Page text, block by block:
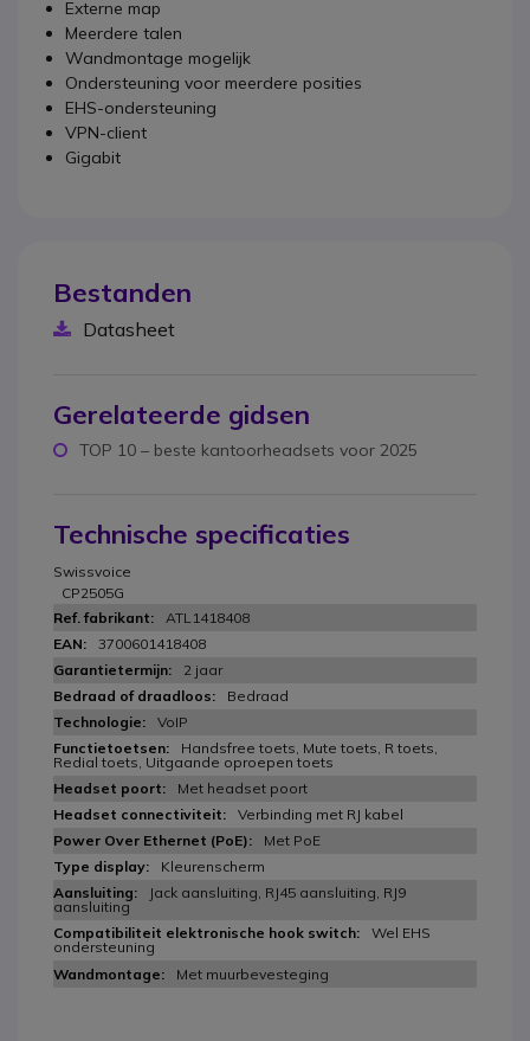
Externe map
Meerdere talen
Wandmontage mogelijk
Ondersteuning voor meerdere posities
EHS-ondersteuning
VPN-client
Gigabit
Bestanden
Datasheet
Gerelateerde gidsen
TOP 10 – beste kantoorheadsets voor 2025
Technische specificaties
Swissvoice
CP2505G
ATL1418408
3700601418408
2 jaar
Bedraad
VoIP
Handsfree toets, Mute toets, R toets,
Redial toets, Uitgaande oproepen toets
Met headset poort
Verbinding met RJ kabel
Met PoE
Kleurenscherm
Jack aansluiting, RJ45 aansluiting, RJ9
aansluiting
Wel EHS
ondersteuning
Met muurbevesteging